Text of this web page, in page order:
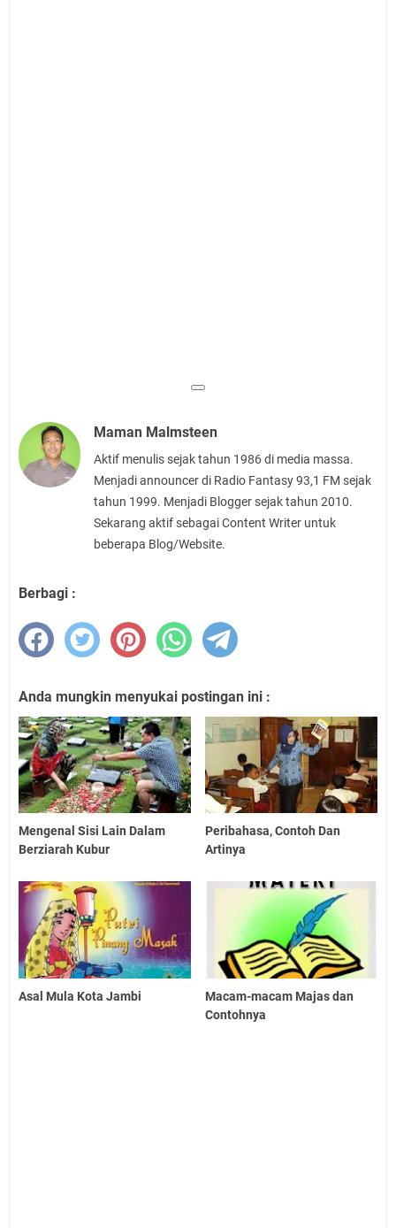
Maman Malmsteen
Aktif menulis sejak tahun 1986 di media massa.
Menjadi announcer di Radio Fantasy 93,1 FM sejak
tahun 1999. Menjadi Blogger sejak tahun 2010.
Sekarang aktif sebagai Content Writer untuk
beberapa Blog/Website.
Berbagi :
Anda mungkin menyukai postingan ini :
Mengenal Sisi Lain Dalam
Berziarah Kubur
Peribahasa, Contoh Dan
Artinya
Asal Mula Kota Jambi
Macam-macam Majas dan
Contohnya